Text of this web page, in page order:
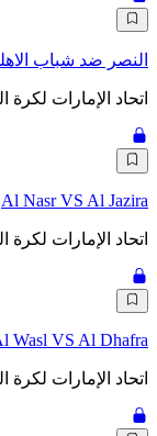
النصر ضد شباب
اتحاد الإمارات
Al Nasr VS Al Jazira
اتحاد الإمارات
Wasl VS Al Dhafra
اتحاد الإمارات